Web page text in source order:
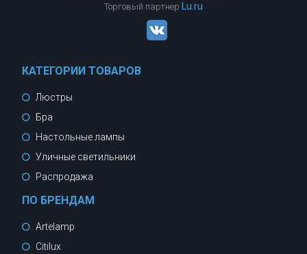
Торговый партнер Lu.ru
КАТЕГОРИИ ТОВАРОВ
Люстры
Бра
Настольные лампы
Уличные светильники
Распродажа
ПО БРЕНДАМ
Artelamp
Citilux